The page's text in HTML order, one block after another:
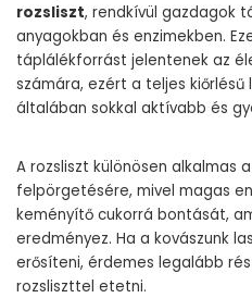
rozsliszt, rendkívül gazdagok
anyagokban és enzimekben.
táplálékforrást jelentenek az
számára, ezért a teljes
általában sokkal aktívabb és
A rozsliszt különösen alkalmas
felpörgetésére, mivel magas
keményítő cukorrá bontását,
eredményez. Ha a kovászunk
erősíteni, érdemes legalább
rozsliszttel etetni.